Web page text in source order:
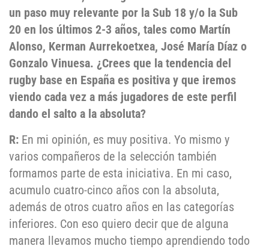
un paso muy relevante por la Sub 18 y/o la Sub
20 en los últimos 2-3 años, tales como Martín
Alonso, Kerman Aurrekoetxea, José María Díaz o
Gonzalo Vinuesa. ¿Crees que la tendencia del
rugby base en España es positiva y que iremos
viendo cada vez a más jugadores de este perfil
dando el salto a la absoluta?
R: En mi opinión, es muy positiva. Yo mismo y
varios compañeros de la selección también
formamos parte de esta iniciativa. En mi caso,
acumulo cuatro-cinco años con la absoluta,
además de otros cuatro años en las categorías
inferiores. Con eso quiero decir que de alguna
manera llevamos mucho tiempo aprendiendo todo